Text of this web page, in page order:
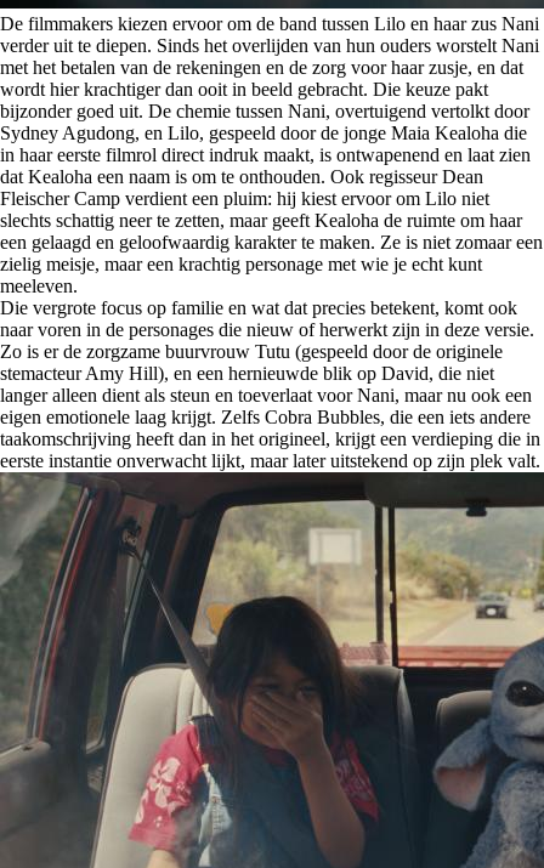
De filmmakers kiezen ervoor om de band tussen Lilo en haar zus Nani
verder uit te diepen. Sinds het overlijden van hun ouders worstelt Nani
met het betalen van de rekeningen en de zorg voor haar zusje, en dat
wordt hier krachtiger dan ooit in beeld gebracht. Die keuze pakt
bijzonder goed uit. De chemie tussen Nani, overtuigend vertolkt door
Sydney Agudong, en Lilo, gespeeld door de jonge Maia Kealoha die
in haar eerste filmrol direct indruk maakt, is ontwapenend en laat zien
dat Kealoha een naam is om te onthouden. Ook regisseur Dean
Fleischer Camp verdient een pluim: hij kiest ervoor om Lilo niet
slechts schattig neer te zetten, maar geeft Kealoha de ruimte om haar
een gelaagd en geloofwaardig karakter te maken. Ze is niet zomaar een
zielig meisje, maar een krachtig personage met wie je echt kunt
meeleven.
Die vergrote focus op familie en wat dat precies betekent, komt ook
naar voren in de personages die nieuw of herwerkt zijn in deze versie.
Zo is er de zorgzame buurvrouw Tutu (gespeeld door de originele
stemacteur Amy Hill), en een hernieuwde blik op David, die niet
langer alleen dient als steun en toeverlaat voor Nani, maar nu ook een
eigen emotionele laag krijgt. Zelfs Cobra Bubbles, die een iets andere
taakomschrijving heeft dan in het origineel, krijgt een verdieping die in
eerste instantie onverwacht lijkt, maar later uitstekend op zijn plek valt.